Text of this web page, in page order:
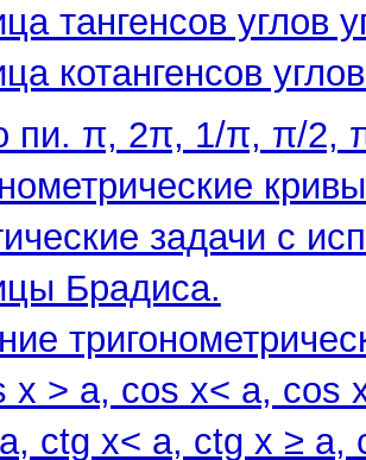
тангенсов углов
котангенсов
пи. π, 2π, 1/π, π/2,
задачи с
Брадиса.
x > a, cos x< a, cos
ctg x< a, ctg x ≥ a,